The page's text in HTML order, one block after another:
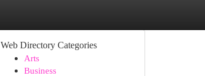
Web Directory Categories
Arts
Business